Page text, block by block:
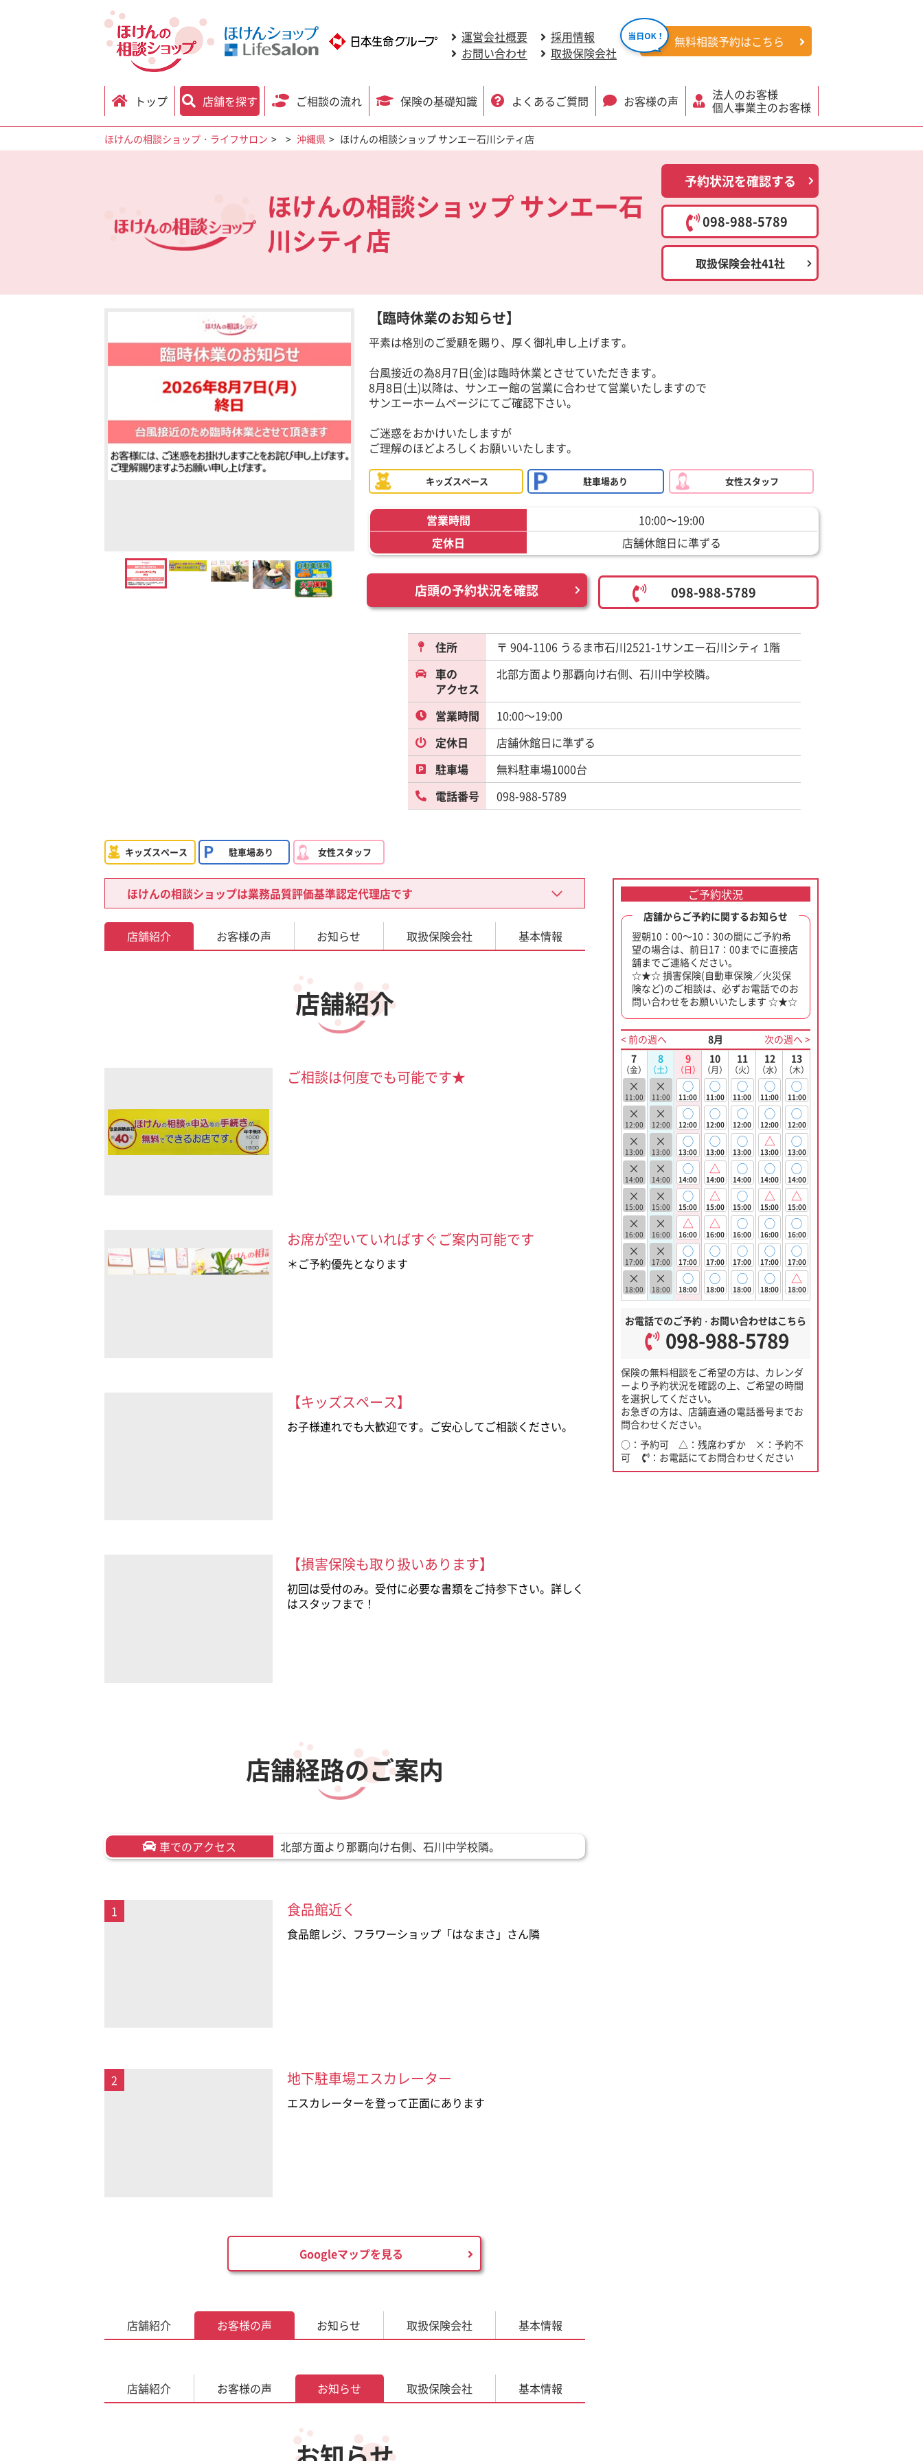
運営会社概要
採用情報
お問い合わせ
取扱保険会社
無料相談予約はこちら
トップ 店舗を探す ご相談の流れ 保険の基礎知識 よくあるご質問 お客様の声 法人のお客様
個人事業主のお客様
ほけんの相談ショップ・ライフサロン 沖縄県 ほけんの相談ショップ サンエー石川シティ店
ほけんの相談ショップ サンエー石
川シティ店
予約状況を確認する
098-988-5789
取扱保険会社41社
【臨時休業のお知らせ】
平素は格別のご愛顧を賜り、厚く御礼申し上げます。
台風接近の為8月7日(金)は臨時休業とさせていただきます。
8月8日(土)以降は、サンエー館の営業に合わせて営業いたしますので
サンエーホームページにてご確認下さい。
ご迷惑をおかけいたしますが
ご理解のほどよろしくお願いいたします。
キッズスペース 駐車場あり 女性スタッフ
営業時間
10:00～19:00
定休日
店舗休館日に準ずる
店頭の予約状況を確認 098-988-5789
キッズスペース 駐車場あり 女性スタッフ
住所
〒 904-1106 うるま市石川2521-1サンエー石川シティ 1階
車の
アクセス
北部方面より那覇向け右側、石川中学校隣。
営業時間
10:00～19:00
定休日
店舗休館日に準ずる
駐車場
無料駐車場1000台
電話番号
098-988-5789
ほけんの相談ショップは業務品質評価基準認定代理店です
店舗紹介 お客様の声 お知らせ 取扱保険会社 基本情報
店舗紹介
ご相談は何度でも可能です★
お席が空いていればすぐご案内可能です
＊ご予約優先となります
【キッズスペース】
お子様連れでも大歓迎です。ご安心してご相談ください。
【損害保険も取り扱いあります】
初回は受付のみ。受付に必要な書類をご持参下さい。詳しく
はスタッフまで！
店舗経路のご案内
車でのアクセス 北部方面より那覇向け右側、石川中学校隣。
1 食品館近く
食品館レジ、フラワーショップ「はなまさ」さん隣
2 地下駐車場エスカレーター
エスカレーターを登って正面にあります
Googleマップを見る
店舗紹介 お客様の声 お知らせ 取扱保険会社 基本情報
店舗紹介 お客様の声 お知らせ 取扱保険会社 基本情報
ご予約状況
保険の無料相談をご希望の方は、カレンダ
ーより予約状況を確認の上、ご希望の時間
を選択してください。
お急ぎの方は、店舗直通の電話番号までお
問合わせください。
○：予約可 △：残席わずか ×：予約不
可
：お電話にてお問合わせください
翌朝10：00～10：30の間にご予約希
望の場合は、前日17：00までに直接店
舗までご連絡ください。
☆★☆ 損害保険(自動車保険／火災保
険など)のご相談は、必ずお電話でのお
問い合わせをお願いいたします ☆★☆
< 前の週へ 8月
次の週へ >
7
（金）
×
11:00
×
12:00
×
13:00
×
14:00
×
15:00
×
16:00
×
17:00
×
18:00
8
（土）
×
11:00
×
12:00
×
13:00
×
14:00
×
15:00
×
16:00
×
17:00
×
18:00
9
（日）
◯
11:00
◯
12:00
◯
13:00
◯
14:00
◯
15:00
△
16:00
◯
17:00
◯
18:00
10
（月）
◯
11:00
◯
12:00
◯
13:00
△
14:00
△
15:00
△
16:00
◯
17:00
◯
18:00
11
（火）
◯
11:00
◯
12:00
◯
13:00
◯
14:00
◯
15:00
◯
16:00
◯
17:00
◯
18:00
12
（水）
◯
11:00
◯
12:00
△
13:00
◯
14:00
△
15:00
◯
16:00
◯
17:00
◯
18:00
13
（木）
◯
11:00
◯
12:00
◯
13:00
◯
14:00
△
15:00
◯
16:00
◯
17:00
△
18:00
お電話でのご予約 ・ お問い合わせはこちら
098-988-5789